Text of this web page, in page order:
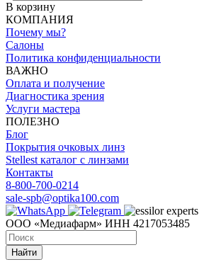
В корзину
КОМПАНИЯ
Почему мы?
Салоны
Политика конфиденциальности
ВАЖНО
Оплата и получение
Диагностика зрения
Услуги мастера
ПОЛЕЗНО
Блог
Покрытия очковых линз
Stellest каталог с линзами
Контакты
8-800-700-0214
sale-spb@optika100.com
ООО «Медиафарм» ИНН 4217053485
Найти